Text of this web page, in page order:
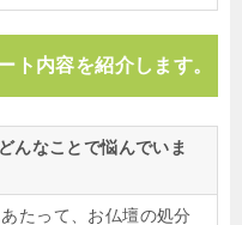
ト内容を紹介します。
んなことで悩んでいま
たって、お仏壇の処分